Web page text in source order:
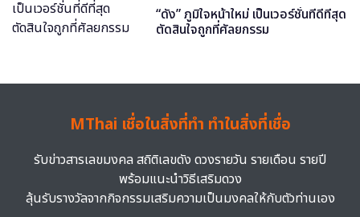
“ดัง” ภูมิใจหน้าใหม่ เป็นเวอร์ชั่นที่ดีที่สุด
ตัดสินใจถูกที่ศัลยกรรม
MThai เชื่อในสิ่งที่ทำ ทำในสิ่งที่เชื่อ
รับข่าวสารเลขมงคล สถิติเลขดัง ดวงรายวัน รายเดือน รายปี
พร้อมแนะนำวิธีเสริมดวง
ลุ้นรับรางวัลจากกิจกรรมเสริมความเป็นมงคลให้กับตัวท่านเอง